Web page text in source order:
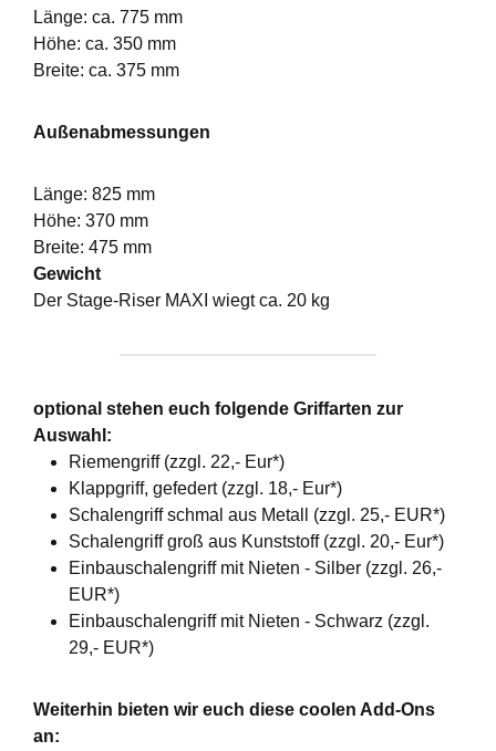
Länge: ca. 775 mm
Höhe: ca. 350 mm
Breite: ca. 375 mm
Außenabmessungen
Länge: 825 mm
Höhe: 370 mm
Breite: 475 mm
Gewicht
Der Stage-Riser MAXI wiegt ca. 20 kg
optional stehen euch folgende Griffarten zur
Auswahl:
Riemengriff (zzgl. 22,- Eur*)
Klappgriff, gefedert (zzgl. 18,- Eur*)
Schalengriff schmal aus Metall (zzgl. 25,- EUR*)
Schalengriff groß aus Kunststoff (zzgl. 20,- Eur*)
Einbauschalengriff mit Nieten - Silber (zzgl. 26,-
EUR*)
Einbauschalengriff mit Nieten - Schwarz (zzgl.
29,- EUR*)
Weiterhin bieten wir euch diese coolen Add-Ons
an: